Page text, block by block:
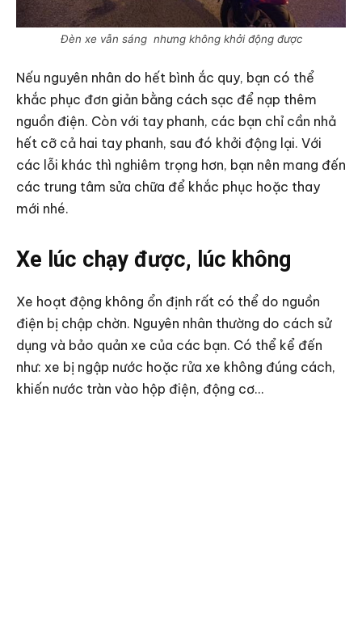
Đèn xe vẫn sáng nhưng không khởi động được
Nếu nguyên nhân do hết bình ắc quy, bạn có thể
khắc phục đơn giản bằng cách sạc để nạp thêm
nguồn điện. Còn với tay phanh, các bạn chỉ cần nhả
hết cỡ cả hai tay phanh, sau đó khởi động lại. Với
các lỗi khác thì nghiêm trọng hơn, bạn nên mang đến
các trung tâm sửa chữa để khắc phục hoặc thay
mới nhé.
Xe lúc chạy được, lúc không
Xe hoạt động không ổn định rất có thể do nguồn
điện bị chập chờn. Nguyên nhân thường do cách sử
dụng và bảo quản xe của các bạn. Có thể kể đến
như: xe bị ngập nước hoặc rửa xe không đúng cách,
khiến nước tràn vào hộp điện, động cơ…